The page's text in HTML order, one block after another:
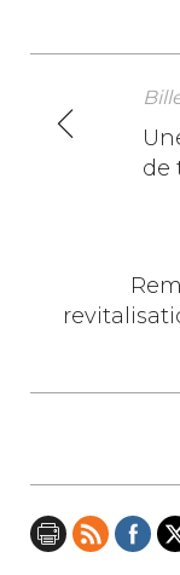
N
a
i
o
de